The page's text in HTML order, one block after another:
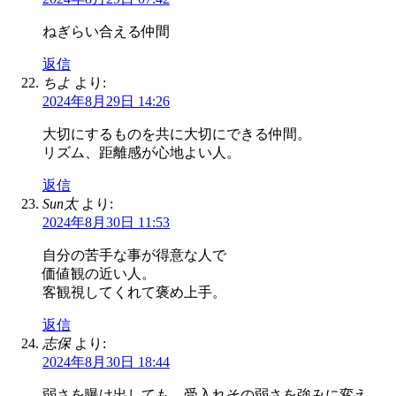
ねぎらい合える仲間
返信
ちよ より:
2024年8月29日 14:26
大切にするものを共に大切にできる仲間。
リズム、距離感が心地よい人。
返信
Sun太 より:
2024年8月30日 11:53
自分の苦手な事が得意な人で
価値観の近い人。
客観視してくれて褒め上手。
返信
志保 より:
2024年8月30日 18:44